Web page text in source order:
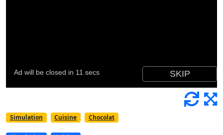
Simulation Cuisine Chocolat